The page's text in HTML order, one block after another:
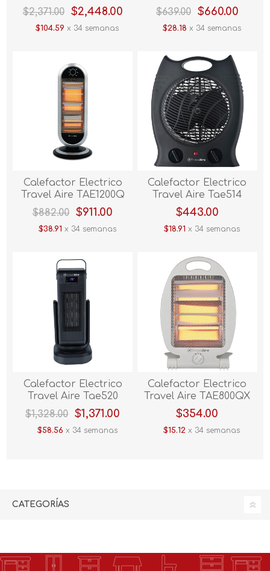
$2,371.00
$2,448.00
$104.59 x 34 semanas
$639.00
$660.00
$28.18 x 34 semanas
Calefactor Electrico
Travel Aire TAE1200Q
$882.00
$911.00
$38.91 x 34 semanas
Calefactor Electrico
Travel Aire Tae514
$443.00
$18.91 x 34 semanas
Calefactor Electrico
Travel Aire Tae520
$1,328.00
$1,371.00
$58.56 x 34 semanas
Calefactor Electrico
Travel Aire TAE800QX
Blanco
$354.00
$15.12 x 34 semanas
CATEGORÍAS